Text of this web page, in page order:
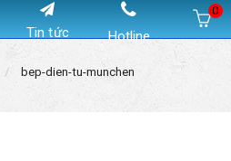
Tin tức Hotline
0
bep-dien-tu-munchen